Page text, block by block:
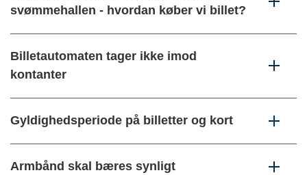
svømmehallen - hvordan køber vi billet?
Billetautomaten tager ikke imod
kontanter
Gyldighedsperiode på billetter og kort
Armbånd skal bæres synligt